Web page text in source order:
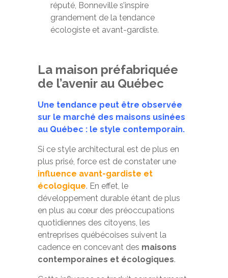
réputé, Bonneville s’inspire
grandement de la tendance
écologiste et avant-gardiste.
La maison préfabriquée
de l’avenir au Québec
Une tendance peut être observée
sur le marché des maisons usinées
au Québec : le style contemporain.
Si ce style architectural est de plus en
plus prisé, force est de constater une
influence avant-gardiste et
écologique. En effet, le
développement durable étant de plus
en plus au cœur des préoccupations
quotidiennes des citoyens, les
entreprises québécoises suivent la
cadence en concevant des maisons
contemporaines et écologiques.